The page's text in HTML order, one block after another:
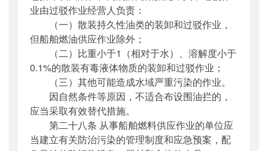
业由过驳作业经营人负责：
（一）散装持久性油类的装卸和过驳作业，
但船舶燃油供应作业除外；
（二）比重小于1（相对于水）、溶解度小于
0.1%的散装有毒液体物质的装卸和过驳作业；
（三）其他可能造成水域严重污染的作业。
因自然条件等原因，不适合布设围油拦的，
应当采取有效替代措施。
第二十八条 从事船舶燃料供应作业的单位应
当建立有关防治污染的管理制度和应急预案，配